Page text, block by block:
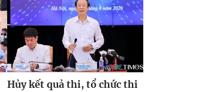
Hủy kết quả thi, tổ chức thi